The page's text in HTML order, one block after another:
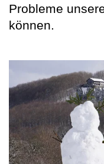
Probleme
können.